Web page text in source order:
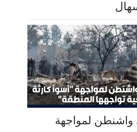
لمواجهة